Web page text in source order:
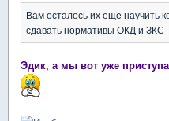
Вам осталось их еще научить
сдавать нормативы ОКД и ЗКС
Эдик, а мы вот уже